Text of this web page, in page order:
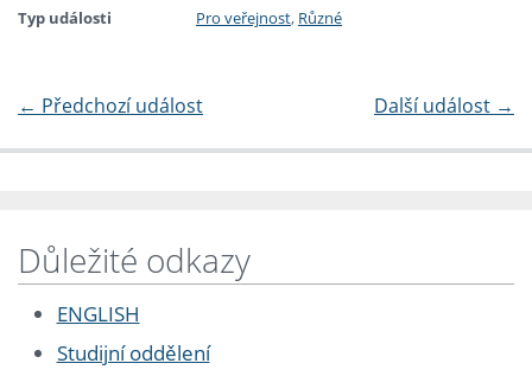
Typ události
Pro veřejnost, Různé
← Předchozí událost Další událost →
Důležité odkazy
ENGLISH
Studijní oddělení